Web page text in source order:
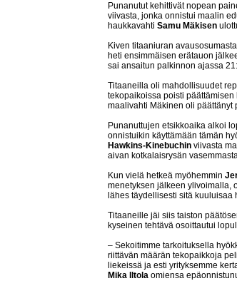
Punanutut kehittivät nopean
viivasta, jonka onnistui maalin
haukkavahti Samu Mäkisen
Kiven titaaniuran
heti ensimmäisen erätauon
sai ansaitun palkinnon ajassa
Titaaneilla oli mahdollisuudet
tekopaikoissa poisti
maalivahti Mäkinen oli
Punanuttujen etsikkoaika alkoi
onnistuikin käyttämään tämän
Hawkins-Kinebuchin viivasta
aivan kotkalaisrysän
Kun vielä hetkeä myöhemmin
menetyksen jälkeen ylivoimalla,
lähes täydellisesti sitä kuuluisaa
Titaaneille jäi siis taiston
kyseinen tehtävä osoittautui
– Sekoitimme tarkoituksella
riittävän määrän tekopaikkoja
liekeissä ja esti yrityksemme
Mika Iltola omiensa